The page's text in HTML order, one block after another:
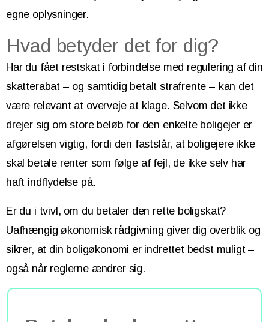
egne oplysninger.
Hvad betyder det for dig?
Har du fået restskat i forbindelse med regulering af din
skatterabat – og samtidig betalt strafrente – kan det
være relevant at overveje at klage. Selvom det ikke
drejer sig om store beløb for den enkelte boligejer er
afgørelsen vigtig, fordi den fastslår, at boligejere ikke
skal betale renter som følge af fejl, de ikke selv har
haft indflydelse på.
Er du i tvivl, om du betaler den rette boligskat?
Uafhængig økonomisk rådgivning giver dig overblik og
sikrer, at din boligøkonomi er indrettet bedst muligt –
også når reglerne ændrer sig.